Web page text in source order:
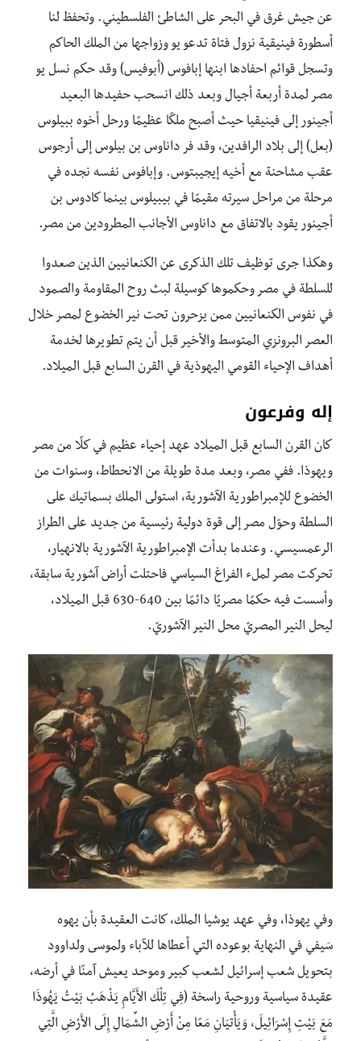
عن جيش غرق في البحر على الشاطئ الفلسطيني. وتحفظ لنا
أسطورة فينيقية نزول فتاة تدعو يو وزواجها من الملك الحاكم
وتسجل قوائم احفادها ابنها إبافوس (أبوفيس) وقد حكم نسل يو
مصر لمدة أربعة أجيال وبعد ذلك انسحب حفيدها البعيد
أجينور إلى فينيقيا حيث أصبح ملكًا عظيمًا ورحل أخوه ببيلوس
(بعل) إلى بلاد الرافدين، وقد فر داناوس بن بيلوس إلى أرجوس
عقب مشاحنة مع أخيه إيجيبتوس. وإبافوس نفسه نجده في
مرحلة من مراحل سيرته مقيمًا في بيبيلوس بينما كادوس بن
أجينور يقود بالاتفاق مع داناوس الأجانب المطرودين من مصر.
وهكذا جرى توظيف تلك الذكرى عن الكنعانيين الذين صعدوا
للسلطة في مصر وحكموها كوسيلة لبث روح المقاومة والصمود
في نفوس الكنعانيين ممن يزحرون تحت نير الخضوع لمصر خلال
العصر البرونزي المتوسط والأخير قبل أن يتم تطويرها لخدمة
أهداف الإحياء القومي اليهوذية في القرن السابع قبل الميلاد.
إله وفرعون
كان القرن السابع قبل الميلاد عهد إحياء عظيم في كلًا من مصر
ويهوذا. ففي مصر، وبعد مدة طويلة من الانحطاط، وسنوات من
الخضوع للإمبراطورية الآشورية، استولى الملك بسماتيك على
السلطة وحوّل مصر إلى قوة دولية رئيسية من جديد على الطراز
الرعمسيسي. وعندما بدأت الإمبراطورية الآشورية بالانهيار،
تحركت مصر لملء الفراغ السياسي فاحتلت أراض آشورية سابقة،
وأسست فيه حكمًا مصريًا دائمًا بين 640-630 قبل الميلاد،
ليحل النير المصريّ محل النير الآشوريّ.
وفي يهوذا، وفي عهد يوشيا الملك، كانت العقيدة بأن يهوه
سَيفي في النهاية بوعوده التي أعطاها للآباء ولموسى ولداوود
بتحويل شعب إسرائيل لشعب كبير وموحد يعيش آمنًا في أرضه،
عقيدة سياسية وروحية راسخة (فِي تِلْكَ الأَيَّامِ يَذْهَبُ بَيْتُ يَهُوذَا
مَعَ بَيْتِ إِسْرَائِيلَ، وَيَأْتِيَانِ مَعًا مِنْ أَرْضِ الشِّمَالِ إِلَى الأَرْضِ الَّتِي